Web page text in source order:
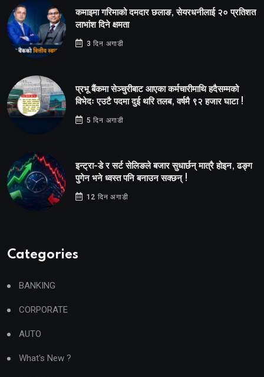
कमाइमा गरिमाको दमदार छलाङ, सेयरधनीलाई २० प्रतिशत
लाभांश दिने क्षमता
3 दिन अगाडी
प्रभू बैंकमा सेञ्चुरीबाट आएका कर्मचारीमाथि हदैसम्मको
विभेदः एउटै पदमा दुई थरि तलब, वर्षमै ९२ हजार घाटा !
5 दिन अगाडी
इन्ट्रा-डे र सर्ट सेलिङले बजार सुधार्छन् मात्रै होइन, ढङ्ग
पुगेन भने ध्वस्त पनि बनाउन सक्छन् !
12 दिन अगाडी
Categories
BANKING
CORPORATE
AUTO
What's New ?